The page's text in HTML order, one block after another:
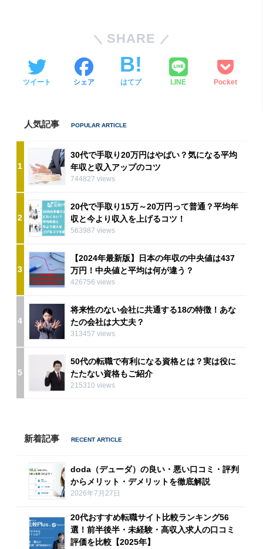
SHARE
ツイート シェア はてブ LINE Pocket
人気記事
1
30代で手取り20万円はやばい？気になる平均
年収と収入アップのコツ
744827 views
2
20代で手取り15万～20万円って普通？平均年
収と今より収入を上げるコツ！
563987 views
3
【2024年最新版】日本の年収の中央値は437
万円！中央値と平均は何が違う？
426756 views
4
将来性のない会社に共通する18の特徴！あな
たの会社は大丈夫？
313457 views
5
50代の転職で有利になる資格とは？実は役に
たたない資格もご紹介
215310 views
新着記事
doda（デューダ）の良い・悪い口コミ・評判
からメリット・デメリットを徹底解説
2026年7月27日
20代おすすめ転職サイト比較ランキング56
選！前半後半・未経験・高収入求人の口コミ
評価を比較【2025年】